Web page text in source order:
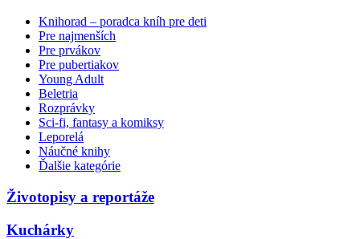
Knihorad – poradca kníh pre deti
Pre najmenších
Pre prvákov
Pre pubertiakov
Young Adult
Beletria
Rozprávky
Sci-fi, fantasy a komiksy
Leporelá
Náučné knihy
Ďalšie kategórie
Životopisy a reportáže
Kuchárky